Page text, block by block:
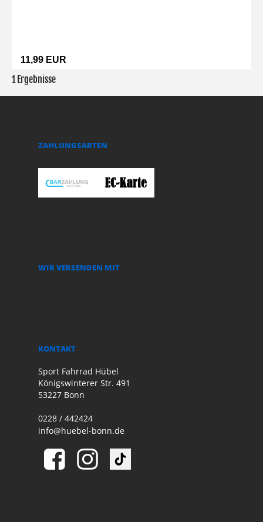
11,99 EUR
1 Ergebnisse
ZAHLUNGSARTEN
WIR VERSENDEN MIT
KONTAKT
Sport Fahrrad Hübel
Königswinterer Str. 491
53227 Bonn
0228 / 442424
info@huebel-bonn.de